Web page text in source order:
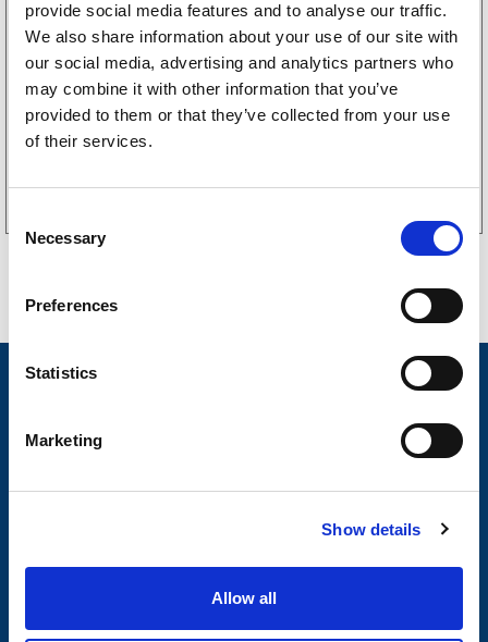
provide social media features and to analyse our traffic.
We also share information about your use of our site with
our social media, advertising and analytics partners who
may combine it with other information that you’ve
provided to them or that they’ve collected from your use
of their services.
n
Necessary
Preferences
Statistics
Marketing
Show details
Allow all
3160052
LGF skilt Selvklebende
256kr (205kr eks. mva)
Nyheter
Kontakt